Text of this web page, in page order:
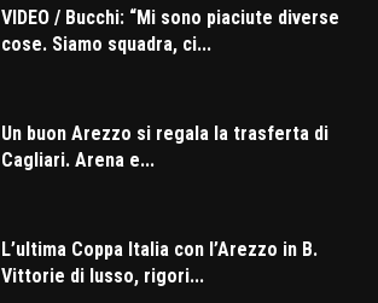
VIDEO / Bucchi: “Mi sono piaciute diverse
cose. Siamo squadra, ci...
Un buon Arezzo si regala la trasferta di
Cagliari. Arena e...
L’ultima Coppa Italia con l’Arezzo in B.
Vittorie di lusso, rigori...